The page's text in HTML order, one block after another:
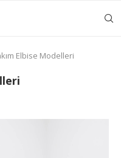
Elbise Modelleri